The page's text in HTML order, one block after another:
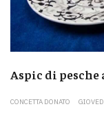
Aspic di
CONCETTA DONATO